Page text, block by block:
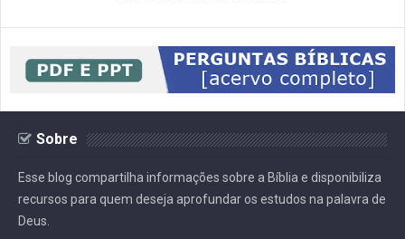
Sobre
Esse blog compartilha informações sobre a Bíblia e disponibiliza
recursos para quem deseja aprofundar os estudos na palavra de
Deus.